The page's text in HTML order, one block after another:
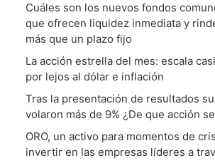
Cuáles son los nuevos fondos
que ofrecen liquidez inmediata y
más que un plazo fijo
La acción estrella del mes: escala
por lejos al dólar e inflación
Tras la presentación de resultados
volaron más de 9% ¿De que acción
ORO, un activo para momentos de
invertir en las empresas líderes a